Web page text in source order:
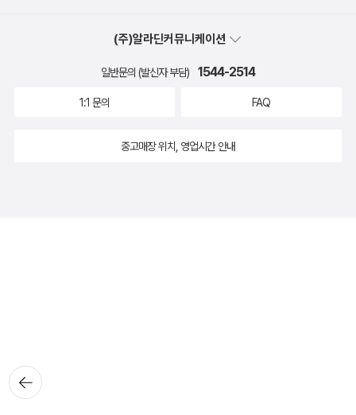
뒤로가
기
(주)알라딘커뮤니케이션
일반문의 (발신자 부담) 1544-2514
1:1 문의 FAQ
중고매장 위치, 영업시간 안내